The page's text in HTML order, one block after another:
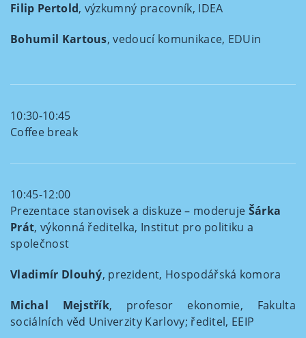
Filip Pertold, výzkumný pracovník, IDEA
Bohumil Kartous, vedoucí komunikace, EDUin
10:30-10:45
Coffee break
10:45-12:00
Prezentace stanovisek a diskuze – moderuje Šárka
Prát, výkonná ředitelka, Institut pro politiku a
společnost
Vladimír Dlouhý, prezident, Hospodářská komora
Michal Mejstřík, profesor ekonomie, Fakulta
sociálních věd Univerzity Karlovy; ředitel, EEIP